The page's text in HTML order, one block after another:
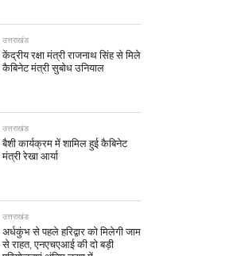
उत्तराखंड
केंद्रीय रक्षा मंत्री राजनाथ सिंह से मिले
कैबिनेट मंत्री सुबोध उनियाल
उत्तराखंड
बैशी कार्यक्रम में शामिल हुई कैबिनेट
मंत्री रेखा आर्या
उत्तराखंड
अर्धकुंभ से पहले हरिद्वार को मिलेगी जाम
से राहत, एनएचएआई की दो बड़ी